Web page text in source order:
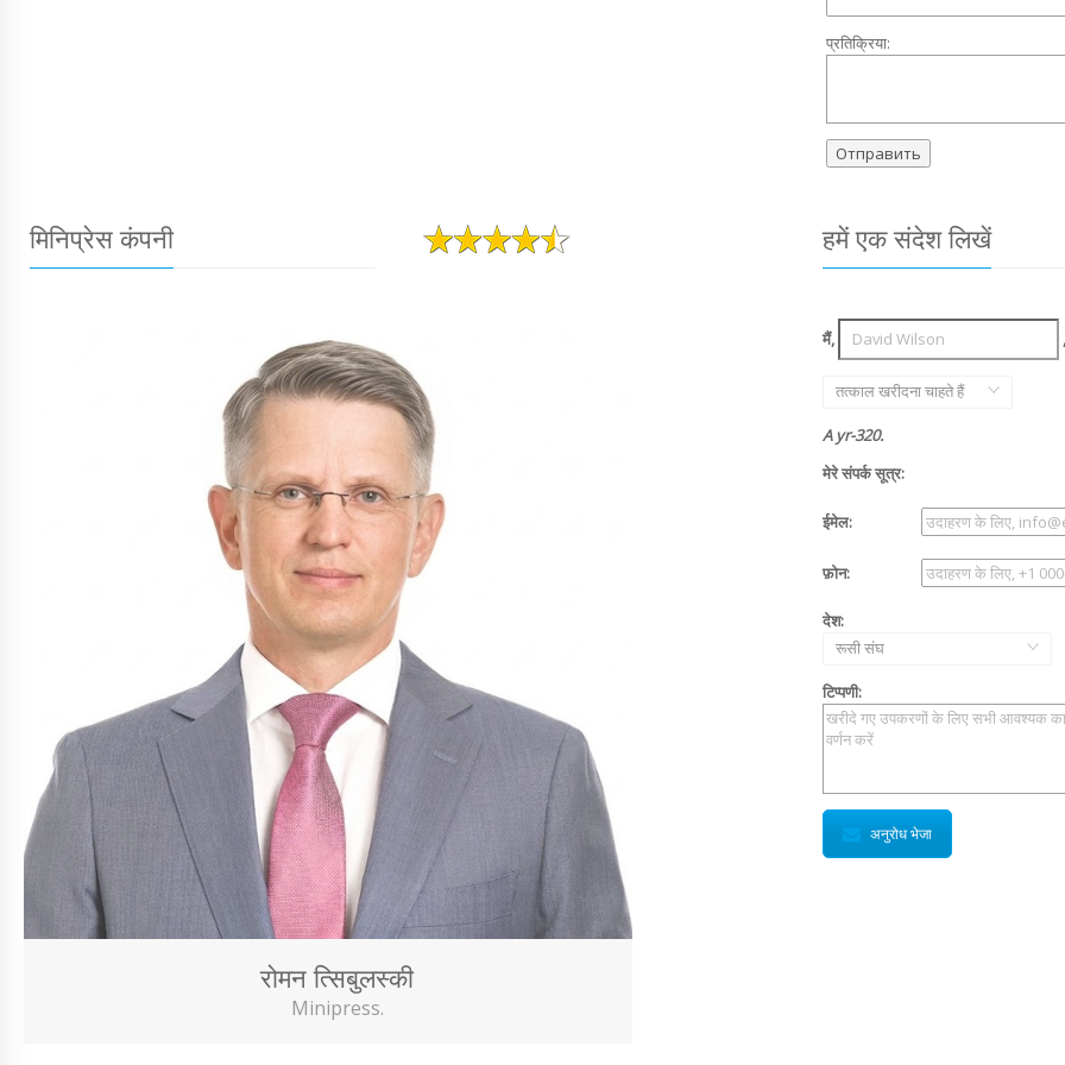
प्रतिक्रिया:
मिनिप्रेस कंपनी
रोमन त्सिबुलस्की
Minipress.
हमें एक संदेश लिखें
मैं, ,
तत्काल खरीदना चाहते हैं
A yr-320.
मेरे संपर्क सूत्र:
ईमेल:
फ़ोन:
देश:
रूसी संघ
टिप्पणी:
अनुरोध भेजा